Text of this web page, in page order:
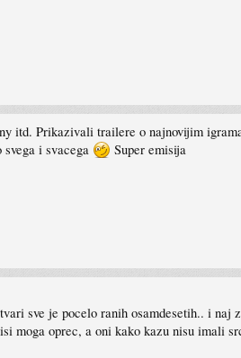
itd. Prikazivali trailere o najnovijim
i svacega
Super emisija
sve je pocelo ranih osamdesetih.. i
moga oprec, a oni kako kazu nisu imali